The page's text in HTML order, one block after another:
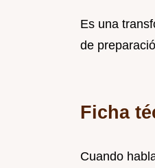
Es una
de
Ficha
Cuando